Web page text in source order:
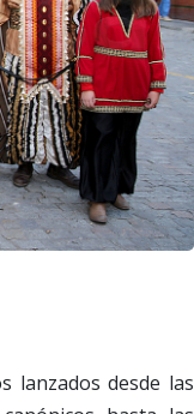
lanzados desde las